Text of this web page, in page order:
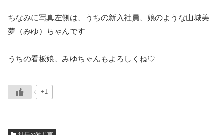
ちなみに写真左側は、うちの新入社員、娘のような山城美
夢（みゆ）ちゃんです
うちの看板娘、みゆちゃんもよろしくね♡
+1